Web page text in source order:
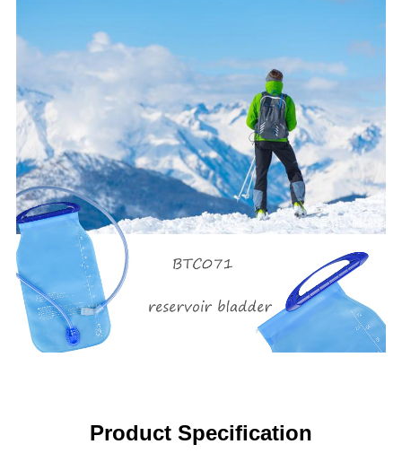
Product Specification